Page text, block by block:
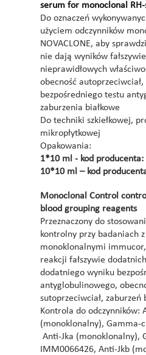
serum for monoclonal
Do oznaczeń
użyciem odczynników
NOVACLONE, aby
nie dają wyników
nieprawidłowych
obecność
bezpośredniego testu
zaburzenia białkowe
Do techniki szkiełkowej,
mikropłytkowej
Opakowania:
1*10 ml - kod
10*10 ml – kod
Monoclonal Control
blood grouping reagents
Przeznaczony do
kontrolny przy badaniach
monoklonalnymi
reakcji fałszywie
dodatniego wyniku
antyglobulinowego,
sutoprzeciwciał, zaburzeń
Kontrola do odczynników:
(monoklonalny), Gamma-
Anti-Jka (monoklonalny),
IMM0066426, Anti-Jkb